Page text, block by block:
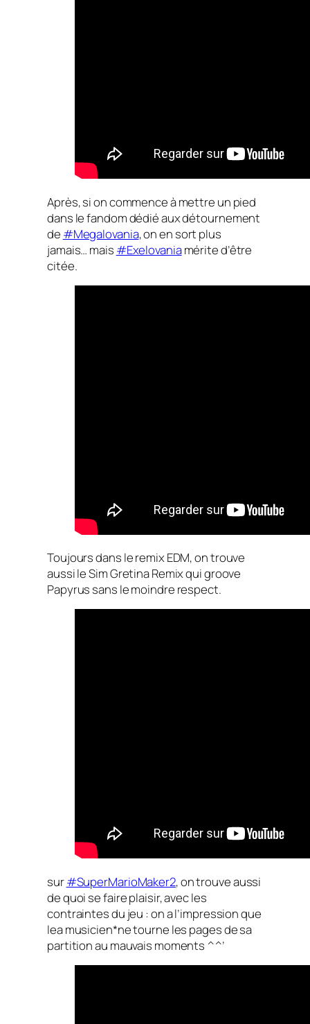
Après, si on commence à mettre un pied
dans le fandom dédié aux détournement
de #Megalovania, on en sort plus
jamais… mais #Exelovaniamérite d’être
citée.
Toujours dans le remix EDM, on trouve
aussi le Sim Gretina Remix qui groove
Papyrus sans le moindre respect.
sur#SuperMarioMaker2, on trouve aussi
de quoi se faire plaisir, avec les
contraintes du jeu : on a l’impression que
lea musicien*ne tourne les pages de sa
partition au mauvais moments ^^’